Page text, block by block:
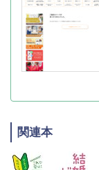
関連本